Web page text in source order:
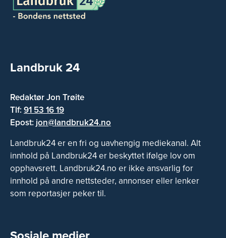
Landbruk 24
Redaktør Jon Trøite
Tlf:91 53 16 19
Epost: jon@landbruk24.no
Landbruk24 er en fri og uavhengig mediekanal. Alt
innhold på Landbruk24 er beskyttet ifølge lov om
opphavsrett. Landbruk24.no er ikke ansvarlig for
innhold på andre nettsteder, annonser eller lenker
som reportasjer peker til.